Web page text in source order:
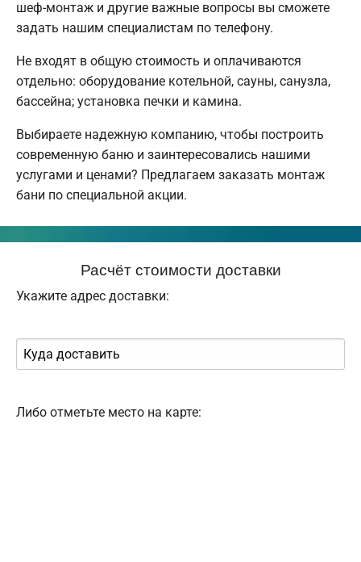
шеф-монтаж и другие важные вопросы вы сможете
задать нашим специалистам по телефону.
Не входят в общую стоимость и оплачиваются
отдельно: оборудование котельной, сауны, санузла,
бассейна; установка печки и камина.
Выбираете надежную компанию, чтобы построить
современную баню и заинтересовались нашими
услугами и ценами? Предлагаем заказать монтаж
бани по специальной акции.
Расчёт стоимости доставки
Укажите адрес доставки:
Либо отметьте место на карте: